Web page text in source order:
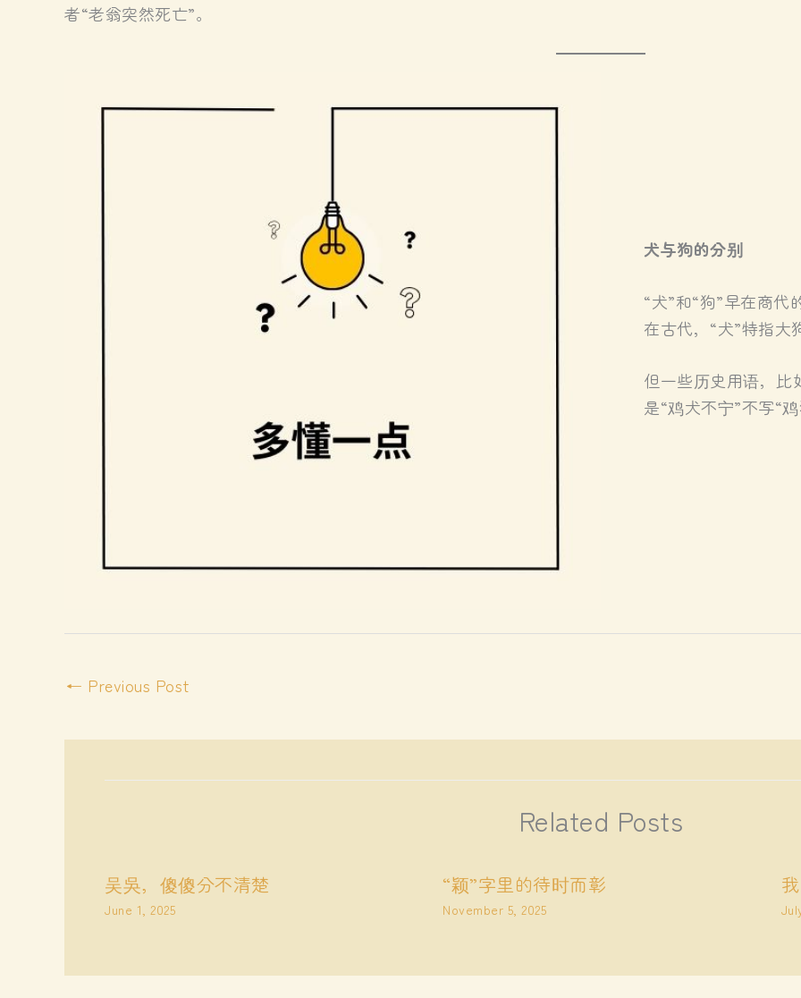
者“老翁突然死亡”。
犬与狗的分别
“犬”和“狗”早在商
在古代，“犬”特指大
但一些历史用语，比
是“鸡犬不宁”不写“
← Previous Post
Related Posts
吴吳，傻傻分不清楚
June 1, 2025
“颖”字里的待时而彰
November 5, 2025